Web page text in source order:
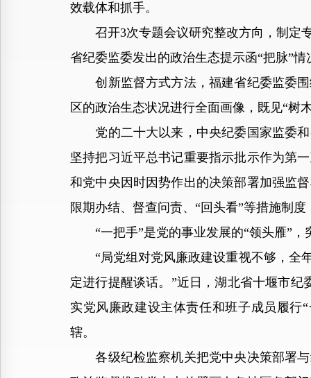
效载体和抓手。
召开3次专题会议研究整改方向，制定
省纪委监委发出的政治生态提示函“把脉”
创新监督方式方法，福建省纪委监委围
区的政治生态状况进行全面画像，既见“树
党的二十大以来，中央纪委国家监委和
坚持把习近平总书记重要指示批示作为第
和党中央因时因势作出的决策部署加强监
限期办结、督查问责、“回头看”等措施制
“一把手”是党的事业发展的“领头雁”，
“局党组对党风廉政建设重视不够，全年
定进行提醒谈话。”近日，湖北省十堰市
实党风廉政建设主体责任和班子成员履行
辖。
各级纪检监察机关把党中央决策部署与